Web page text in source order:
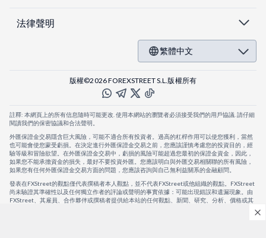
法律聲明
繁體中文
版權©2026 FOREXSTREET S.L.版權所有
註釋: 本網頁上的所有信息隨時可能更改. 使用本網站的瀏覽者必須接受我們的用戶協議. 請仔細
閱讀我們的保密協議和合法聲明。
外匯保證金交易隱含巨大風險，可能不適合所有投資者。過高的杠桿作用可以使您獲利，當然
也可能會使您蒙受虧損。在決定進行外匯保證金交易之前，您應該謹慎考慮您的投資目的，經
驗等級和冒險欲望。在外匯保證金交易中，虧損的風險可能超過您最初的保證金資金，因此，
如果您不能承擔資金的損失，最好不要投資外匯。您應該明白與外匯交易相關聯的所有風險，
如果您有任何外匯保證金交易方面的問題，您應該咨詢與自己無利益關系的金融顧問。
發表在FXStreet的觀點僅代表撰稿者本人觀點，並不代表FXStreet或他組織的觀點。FXStreet
尚未驗證其準確性以及任何獨立作者的評論或聲明的事實依據：可能出現錯誤和遺漏現象。由
FXStreet、其雇員、合作夥伴或撰稿者提供給本站的任何觀點、新聞、研究、分析、價格或其